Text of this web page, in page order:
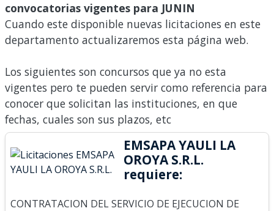
convocatorias vigentes para JUNIN
Cuando este disponible nuevas licitaciones en este
departamento actualizaremos esta página web.
Los siguientes son concursos que ya no esta
vigentes pero te pueden servir como referencia para
conocer que solicitan las instituciones, en que
fechas, cuales son sus plazos, etc
EMSAPA YAULI LA
OROYA S.R.L.
requiere:
CONTRATACION DEL SERVICIO DE EJECUCION DE